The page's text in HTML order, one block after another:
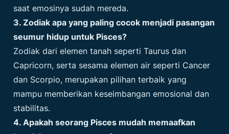
saat emosinya sudah mereda.
3. Zodiak apa yang paling cocok menjadi pasangan
seumur hidup untuk Pisces?
Zodiak dari elemen tanah seperti Taurus dan
Capricorn, serta sesama elemen air seperti Cancer
dan Scorpio, merupakan pilihan terbaik yang
mampu memberikan keseimbangan emosional dan
stabilitas.
4. Apakah seorang Pisces mudah memaafkan